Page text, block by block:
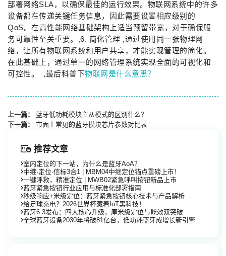
部署网络SLA，以确保最佳的运行效果。物联网系统中的许多
设备都在传递关键任务信息，因此需要设置相应级别的
QoS。在高性能网络基础架构上适当预留带宽，对于确保服
务可靠性至关重要。,6. 简化管理 ,通过使用同一张物理网
络，让所有物联网系统和用户共享，才能实现管理的简化。
在此基础上，通过单一的网络管理系统实现全面的可视化和
可控性。 ,最后科普下物联网是什么意思？
上一篇：
蓝牙低功耗模块主从模式的区别什么？
下一篇：
市面上常见的蓝牙模块芯片参数对比表
推荐文章
室内定位的下一站，为什么是蓝牙AoA？
中继·定位·信标3合1 | MBM04中继定位锚点重磅上市！
一键呼救，精准定位 | MWB02紧急呼叫按钮新品上市
蓝牙紧急按钮行业应用与标准化部署指南
秒级响应+米级定位：蓝牙紧急按钮核心技术与产品解析
给足球充电？2026世界杯藏着IoT黑科技！
蓝牙6.3发布：四大核心升级，厘米级定位与能效双突破
全球蓝牙设备2030年将破81亿台，低功耗蓝牙成增长新引擎